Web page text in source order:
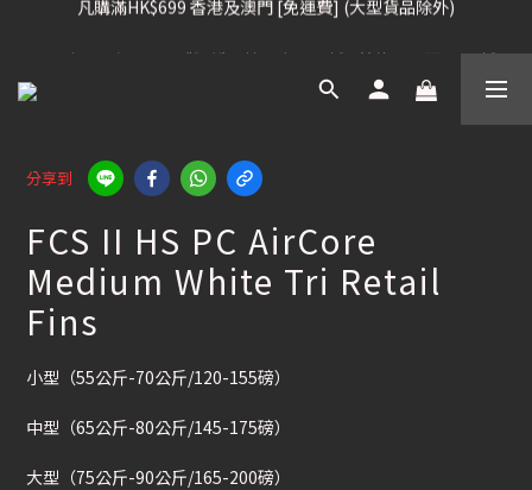
滑雪板, 固定器, 滑雪靴, 護目鏡 頭盔 , 85折 / 其他滑雪用品 75折
我們提供全球運送服務。（請查看運送政策）
凡購滿HK$699 香港及澳門 [免運費] (大型貨品除外)
分享到
FCS II HS PC AirCore
Medium White Tri Retail
Fins
小型（55公斤-70公斤/120-155磅）
中型（65公斤-80公斤/145-175磅）
大型（75公斤-90公斤/165-200磅）